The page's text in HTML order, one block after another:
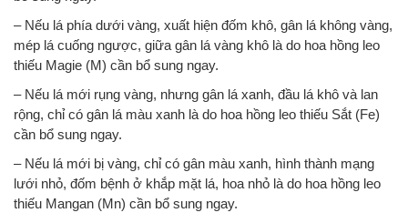
– Nếu lá phía dưới vàng, xuất hiện đốm khô, gân lá không vàng,
mép lá cuống ngược, giữa gân lá vàng khô là do hoa hồng leo
thiếu Magie (M) cần bổ sung ngay.
– Nếu lá mới rụng vàng, nhưng gân lá xanh, đầu lá khô và lan
rộng, chỉ có gân lá màu xanh là do hoa hồng leo thiếu Sắt (Fe)
cần bổ sung ngay.
– Nếu lá mới bị vàng, chỉ có gân màu xanh, hình thành mạng
lưới nhỏ, đốm bệnh ở khắp mặt lá, hoa nhỏ là do hoa hồng leo
thiếu Mangan (Mn) cần bổ sung ngay.